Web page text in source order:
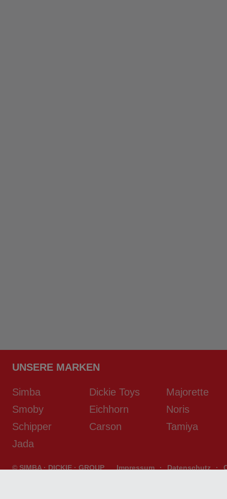
UNSERE MARKEN
Simba Dickie Toys
Majorette
Smoby
Eichhorn
Noris
Schipper
Carson
Tamiya
Jada
© SIMBA · DICKIE · GROUP Impressum · Datenschutz ·